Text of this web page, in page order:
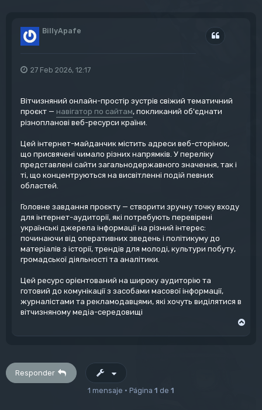
BillyApafe
27 Feb 2026, 12:17
Вітчизняний онлайн-простір зустрів свіжий тематичний
проєкт — навігатор по сайтам, покликаний об'єднати
різнопланові веб-ресурси країни.
Цей інтернет-майданчик містить адреси веб-сторінок,
що присвячені чимало різних напрямків. У переліку
представлені сайти загальнодержавного значення, так і
ті, що концентруються на висвітленні подій певних
областей.
Головне завдання проєкту — створити зручну точку входу
для інтернет-аудиторії, які потребують перевірені
українські джерела інформації на різний інтерес:
починаючи від оперативних зведень і політикуму до
матеріалів з історії, трендів для молоді, культури побуту,
громадської діяльності та аналітики.
Цей ресурс орієнтований на широку аудиторію та
готовий до комунікації з засобами масової інформації,
журналістами та рекламодавцями, які хочуть виділятися в
вітчизняному медіа-середовищі
Responder
1 mensaje • Página 1 de 1